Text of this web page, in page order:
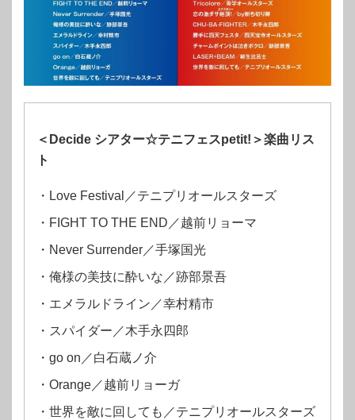
＜Decide シアター☆テニフェスpetit!＞楽曲リス
ト
・Love Festival／テニプリオールスターズ
・FIGHT TO THE END／越前リョーマ
・Never Surrender／手塚国光
・俺様の美技に酔いな／跡部景吾
・エメラルドライン／幸村精市
・スパイダー／木手永四郎
・go on／白石蔵ノ介
・Orange／越前リョーガ
・世界を敵に回しても／テニプリオールスターズ